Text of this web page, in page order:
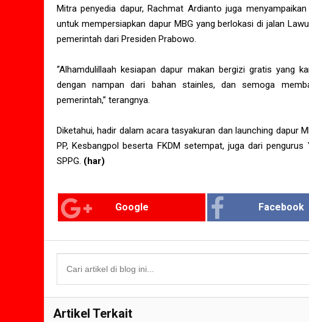
Mitra penyedia dapur, Rachmat Ardianto juga
untuk mempersiapkan dapur MBG yang berlokasi di jalan
pemerintah dari Presiden Prabowo.
“Alhamdulillaah kesiapan dapur makan bergizi gratis yang
dengan nampan dari bahan stainles, dan semoga
pemerintah,” terangnya.
Diketahui, hadir dalam acara tasyakuran dan launching dapur
PP, Kesbangpol beserta FKDM setempat, juga dari
SPPG. (har)
Google Facebook
Artikel Terkait